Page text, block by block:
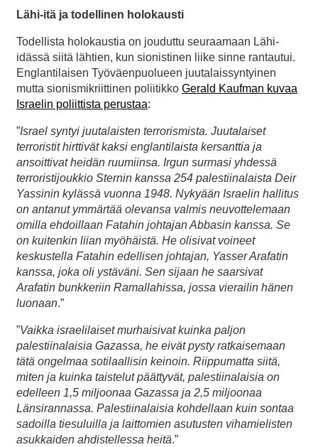
Lähi-itä ja todellinen holokausti
Todellista holokaustia on jouduttu seuraamaan Lähi-
idässä siitä lähtien, kun sionistinen liike sinne rantautui.
Englantilaisen Työväenpuolueen juutalaissyntyinen
mutta sionismikriittinen poliitikko Gerald Kaufman kuvaa
Israelin poliittista perustaa:
”Israel syntyi juutalaisten terrorismista. Juutalaiset
terroristit hirttivät kaksi englantilaista kersanttia ja
ansoittivat heidän ruumiinsa. Irgun surmasi yhdessä
terroristijoukkio Sternin kanssa 254 palestiinalaista Deir
Yassinin kylässä vuonna 1948. Nykyään Israelin hallitus
on antanut ymmärtää olevansa valmis neuvottelemaan
omilla ehdoillaan Fatahin johtajan Abbasin kanssa. Se
on kuitenkin liian myöhäistä. He olisivat voineet
keskustella Fatahin edellisen johtajan, Yasser Arafatin
kanssa, joka oli ystäväni. Sen sijaan he saarsivat
Arafatin bunkkeriin Ramallahissa, jossa vierailin hänen
luonaan.”
”Vaikka israelilaiset murhaisivat kuinka paljon
palestiinalaisia Gazassa, he eivät pysty ratkaisemaan
tätä ongelmaa sotilaallisin keinoin. Riippumatta siitä,
miten ja kuinka taistelut päättyvät, palestiinalaisia on
edelleen 1,5 miljoonaa Gazassa ja 2,5 miljoonaa
Länsirannassa. Palestiinalaisia kohdellaan kuin sontaa
sadoilla tiesuluilla ja laittomien asutusten vihamielisten
asukkaiden ahdistellessa heitä.”